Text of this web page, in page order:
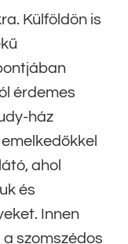
Külföldön is
érdemes
ház
ahol
és
Innen
a szomszédos